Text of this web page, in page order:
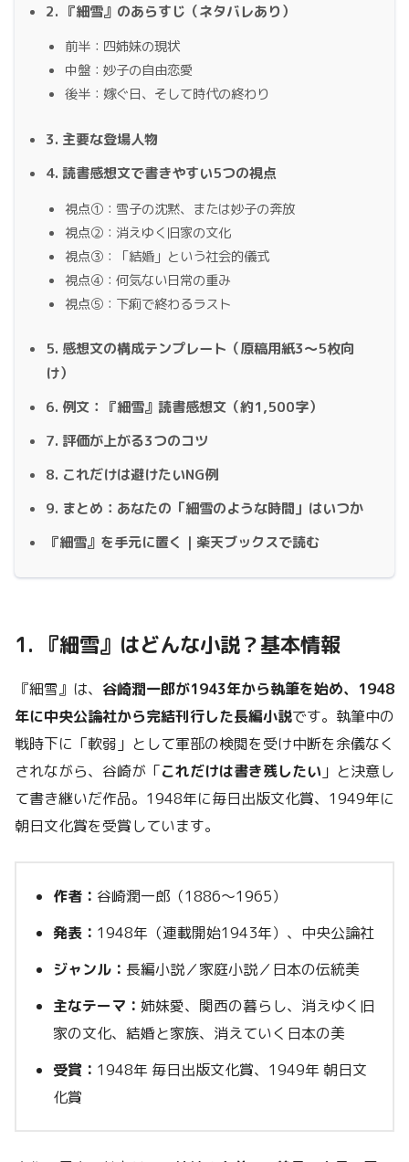
2. 『細雪』のあらすじ（ネタバレあり）
前半：四姉妹の現状
中盤：妙子の自由恋愛
後半：嫁ぐ日、そして時代の終わり
3. 主要な登場人物
4. 読書感想文で書きやすい5つの視点
視点①：雪子の沈黙、または妙子の奔放
視点②：消えゆく旧家の文化
視点③：「結婚」という社会的儀式
視点④：何気ない日常の重み
視点⑤：下痢で終わるラスト
5. 感想文の構成テンプレート（原稿用紙3〜5枚向
け）
6. 例文：『細雪』読書感想文（約1,500字）
7. 評価が上がる3つのコツ
8. これだけは避けたいNG例
9. まとめ：あなたの「細雪のような時間」はいつか
『細雪』を手元に置く｜楽天ブックスで読む
1. 『細雪』はどんな小説？基本情報
『細雪』は、 谷崎潤一郎が1943年から執筆を始め、1948
年に中央公論社から完結刊行した長編小説です。執筆中の
戦時下に「軟弱」として軍部の検閲を受け中断を余儀なく
されながら、谷崎が「これだけは書き残したい 」と決意し
て書き継いだ作品。1948年に毎日出版文化賞、1949年に
朝日文化賞を受賞しています。
作者： 谷崎潤一郎（1886〜1965）
発表： 1948年（連載開始1943年）、中央公論社
ジャンル： 長編小説／家庭小説／日本の伝統美
主なテーマ： 姉妹愛、関西の暮らし、消えゆく旧
家の文化、結婚と家族、消えていく日本の美
受賞： 1948年 毎日出版文化賞、1949年 朝日文
化賞